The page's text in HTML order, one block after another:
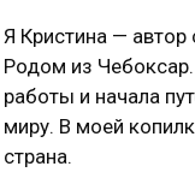
Я Кристина — автор
Родом из
работы и начала
миру. В моей
страна.